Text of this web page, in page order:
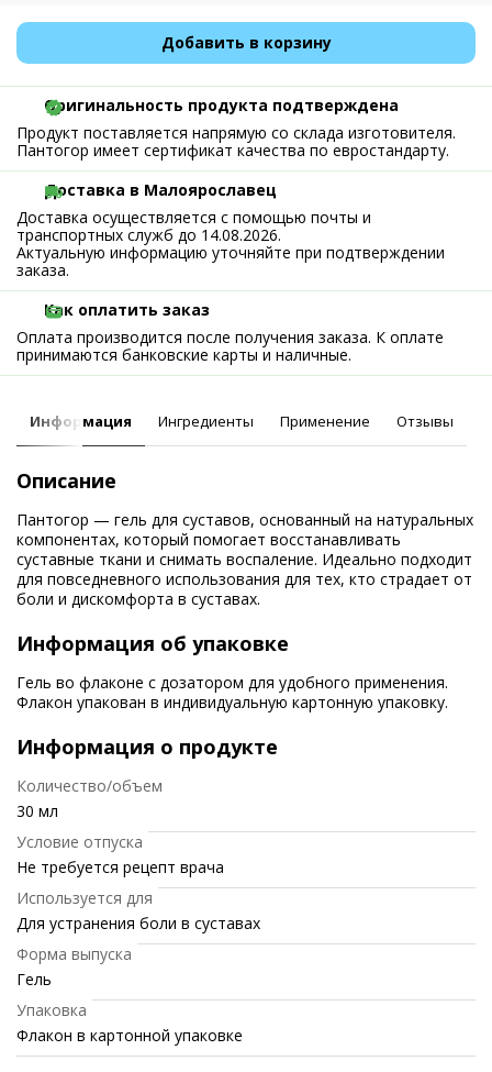
Добавить в корзину
Оригинальность продукта подтверждена
Продукт поставляется напрямую со склада изготовителя.
Пантогор имеет сертификат качества по евростандарту.
Доставка в Малоярославец
Доставка осуществляется с помощью почты и
транспортных служб до 14.08.2026.
Актуальную информацию уточняйте при подтверждении
заказа.
Как оплатить заказ
Оплата производится после получения заказа. К оплате
принимаются банковские карты и наличные.
Информация Ингредиенты Применение Отзывы
Описание
Пантогор — гель для суставов, основанный на натуральных
компонентах, который помогает восстанавливать
суставные ткани и снимать воспаление. Идеально подходит
для повседневного использования для тех, кто страдает от
боли и дискомфорта в суставах.
Информация об упаковке
Гель во флаконе с дозатором для удобного применения.
Флакон упакован в индивидуальную картонную упаковку.
Информация о продукте
Количество/объем
30 мл
Условие отпуска
Не требуется рецепт врача
Используется для
Для устранения боли в суставах
Форма выпуска
Гель
Упаковка
Флакон в картонной упаковке